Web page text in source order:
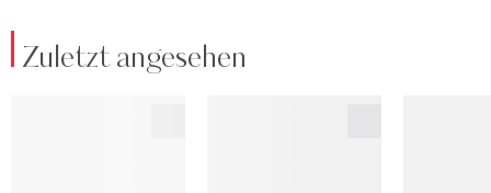
Zuletzt angesehen